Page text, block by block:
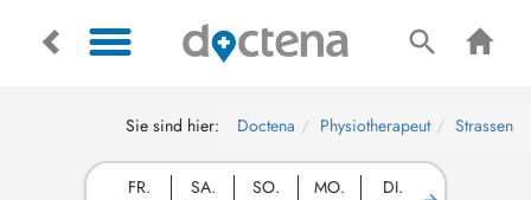
Sie sind hier: Doctena Physiotherapeut Strassen
FR. SA. SO. MO. DI.